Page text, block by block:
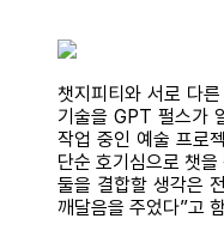
챗지피티와 서로 다
기술을 GPT 펄스가
작업 중인 예술 프로
단순 호기심으로 챗을
둘을 결합할 생각은
깨달음을 주었다”고